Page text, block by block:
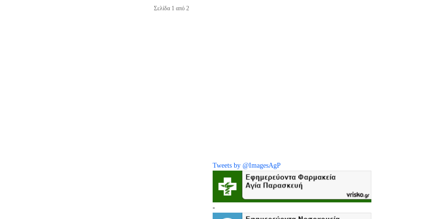
Σελίδα 1 από 2
Tweets by @ImagesAgP
-